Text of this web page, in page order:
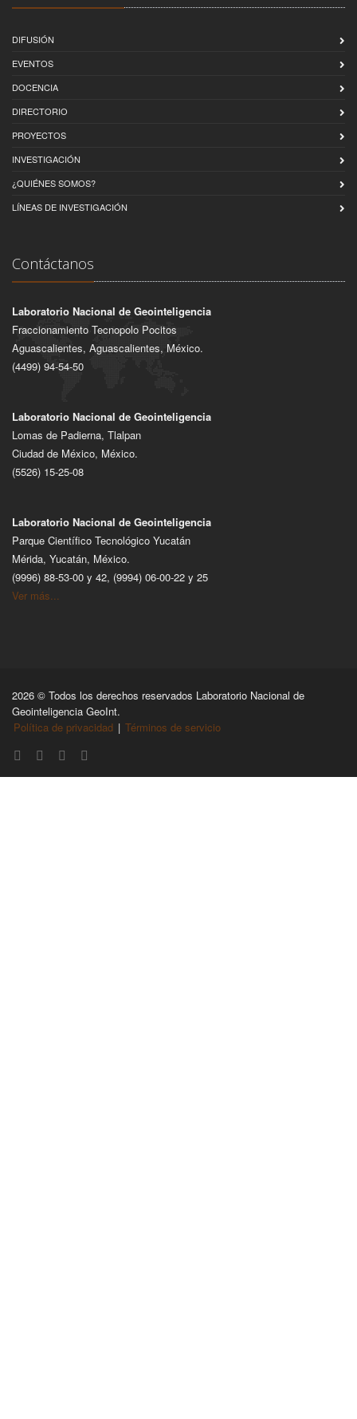
DIFUSIÓN
EVENTOS
DOCENCIA
DIRECTORIO
PROYECTOS
INVESTIGACIÓN
¿QUIÉNES SOMOS?
LÍNEAS DE INVESTIGACIÓN
Contáctanos
Laboratorio Nacional de Geointeligencia
Fraccionamiento Tecnopolo Pocitos
Aguascalientes, Aguascalientes, México.
(4499) 94-54-50
Laboratorio Nacional de Geointeligencia
Lomas de Padierna, Tlalpan
Ciudad de México, México.
(5526) 15-25-08
Laboratorio Nacional de Geointeligencia
Parque Científico Tecnológico Yucatán
Mérida, Yucatán, México.
(9996) 88-53-00 y 42, (9994) 06-00-22 y 25
Ver más...
2026 © Todos los derechos reservados Laboratorio Nacional de
Geointeligencia GeoInt.
Política de privacidad | Términos de servicio